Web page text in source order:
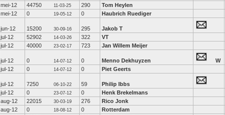
mei-12 44750 11-03-25 290 Tom Heylen
mei-12 0 19-05-12 0 Haubrich Ruediger
jun-12 15200 30-09-16 295 Jakob T
jul-12 52902 14-03-26 322 VT
jul-12 40000 23-02-17 723 Jan Willem Meijer
jul-12 0 14-07-12 0 Menno Dekhuyzen W
jul-12 0 14-07-12 0 Piet Geerts
jul-12 7250 06-10-22 59 Philip Ibbs
jul-12 0 23-07-12 0 Henk Brekelmans
aug-12 22015 30-03-19 276 Rico Jonk
aug-12 0 18-08-12 0 Rotterdam